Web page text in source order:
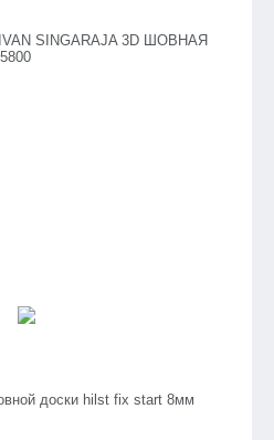
SINGARAJA 3D ШОВНАЯ
доски hilst fix start 8мм